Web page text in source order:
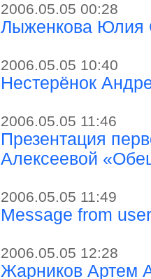
2006.05.05 00:28
Лыженкова Юлия
2006.05.05 10:40
Нестерёнок
2006.05.05 11:46
Презентация
Алексеевой
2006.05.05 11:49
Message from
2006.05.05 12:28
Жарников Артем